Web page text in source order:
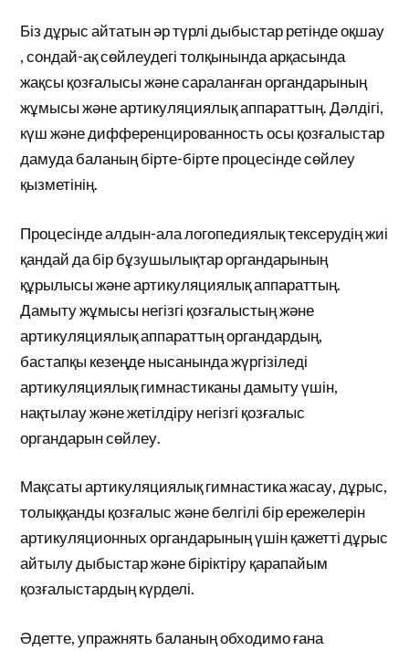
Біз дұрыс айтатын әр түрлі дыбыстар ретінде оқшау
, сондай-ақ сөйлеудегі толқынында арқасында
жақсы қозғалысы және сараланған органдарының
жұмысы және артикуляциялық аппараттың. Дәлдігі,
күш және дифференцированность осы қозғалыстар
дамуда баланың бірте-бірте процесінде сөйлеу
қызметінің.
Процесінде алдын-ала логопедиялық тексерудің жиі
қандай да бір бұзушылықтар органдарының
құрылысы және артикуляциялық аппараттың.
Дамыту жұмысы негізгі қозғалыстың және
артикуляциялық аппараттың органдардың,
бастапқы кезеңде нысанында жүргізіледі
артикуляциялық гимнастиканы дамыту үшін,
нақтылау және жетілдіру негізгі қозғалыс
органдарын сөйлеу.
Мақсаты артикуляциялық гимнастика жасау, дұрыс,
толыққанды қозғалыс және белгілі бір ережелерін
артикуляционных органдарының үшін қажетті дұрыс
айтылу дыбыстар және біріктіру қарапайым
қозғалыстардың күрделі.
Әдетте, упражнять баланың обходимо ғана